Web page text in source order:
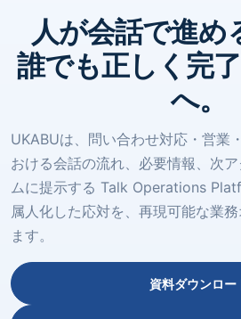
人が会話で進め
誰でも正しく完
へ。
UKABUは、問い合わせ対応・営業
おける会話の流れ、必要情報、次
ムに提示する Talk Operations
属人化した応対を、再現可能な業
ます。
資料ダウンロー